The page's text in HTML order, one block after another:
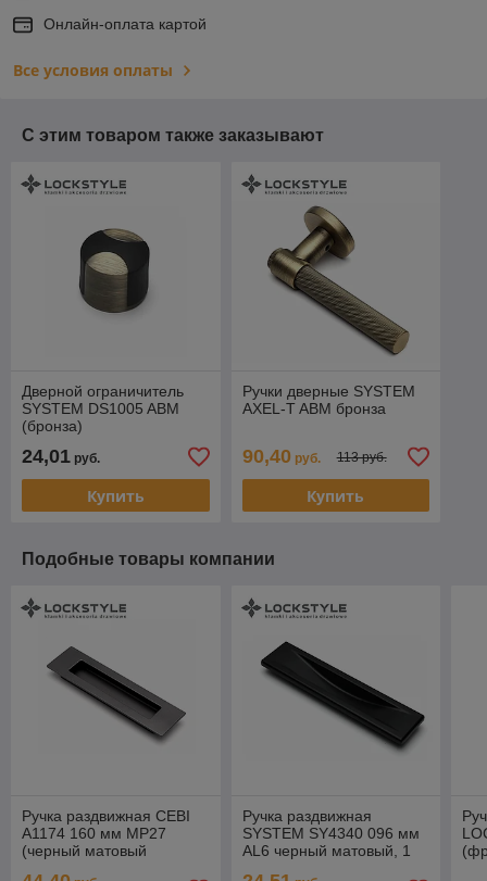
Онлайн-оплата картой
Все условия оплаты
С этим товаром также заказывают
Дверной ограничитель
SYSTEM DS1005 ABM
(бронза)
24,01 руб.
Купить
Ручки дверные SYSTEM
AXEL-T ABM бронза
90,40руб. 113 руб.
Купить
Подобные товары компании
Ручка раздвижная CEBI
A1174 160 мм MP27
(черный матовый
Ручка раздвижная
SYSTEM SY4340 096 мм
AL6 черный матовый, 1